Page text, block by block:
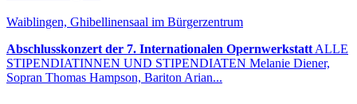
Waiblingen, Ghibellinensaal im Bürgerzentrum
Abschlusskonzert der 7. Internationalen OpernwerkstattALLE
STIPENDIATINNEN UND STIPENDIATEN Melanie Diener,
Sopran Thomas Hampson, Bariton Arian...